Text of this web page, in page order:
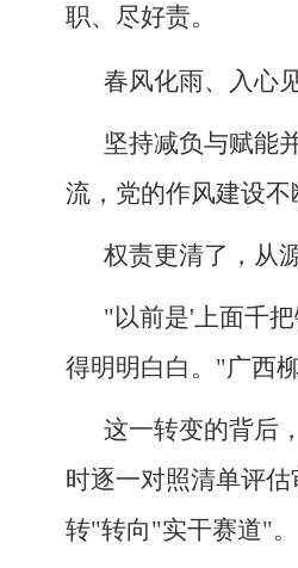
职、尽好责。
春风化雨、入心
坚持减负与赋能
流，党的作风建设不
权责更清了，从
"以前是'上面千
得明明白白。"广西
这一转变的背后
时逐一对照清单评
转"转向"实干赛道"。